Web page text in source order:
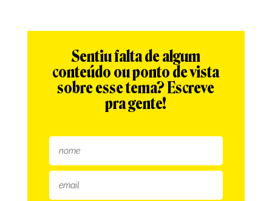
Sentiu falta de algum
conteúdo ou ponto de vista
sobre esse tema? Escreve
pra gente!